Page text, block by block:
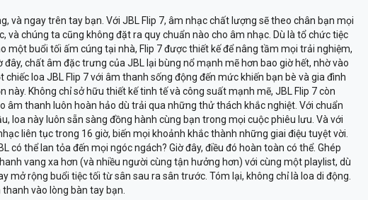
và ngay trên tay bạn. Với JBL Flip 7, âm nhạc chất lượng sẽ theo chân bạn mọi
và chúng ta cũng không đặt ra quy chuẩn nào cho âm nhạc. Dù là tổ chức tiệc
một buổi tối ấm cúng tại nhà, Flip 7 được thiết kế để nâng tầm mọi trải nghiệm,
chất âm đặc trưng của JBL lại bùng nổ mạnh mẽ hơn bao giờ hết, nhờ vào
loa JBL Flip 7 với âm thanh sống động đến mức khiến bạn bè và gia đình
Không chỉ sở hữu thiết kế tinh tế và công suất mạnh mẽ, JBL Flip 7 còn
âm thanh luôn hoàn hảo dù trải qua những thử thách khắc nghiệt. Với chuẩn
loa này luôn sẵn sàng đồng hành cùng bạn trong mọi cuộc phiêu lưu. Và với
liên tục trong 16 giờ, biến mọi khoảnh khắc thành những giai điệu tuyệt vời.
có thể lan tỏa đến mọi ngóc ngách? Giờ đây, điều đó hoàn toàn có thể. Ghép
vang xa hơn (và nhiều người cùng tận hưởng hơn) với cùng một playlist, dù
mở rộng buổi tiệc tối từ sân sau ra sân trước. Tóm lại, không chỉ là loa di động.
vào lòng bàn tay bạn.